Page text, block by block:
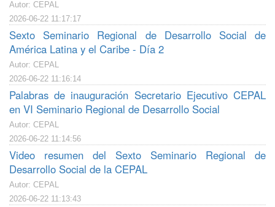
Autor: CEPAL
2026-06-22 11:17:17
Sexto Seminario Regional de Desarrollo Social de
América Latina y el Caribe - Día 2
Autor: CEPAL
2026-06-22 11:16:14
Palabras de inauguración Secretario Ejecutivo CEPAL
en VI Seminario Regional de Desarrollo Social
Autor: CEPAL
2026-06-22 11:14:56
Video resumen del Sexto Seminario Regional de
Desarrollo Social de la CEPAL
Autor: CEPAL
2026-06-22 11:13:43